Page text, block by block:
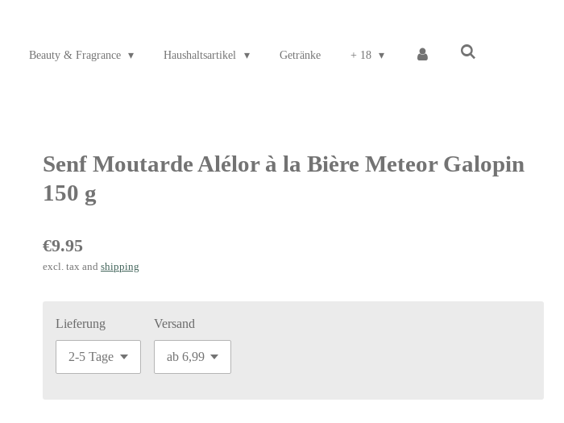
Beauty & Fragrance Haushaltsartikel Getränke + 18
Senf Moutarde Alélor à la Bière Meteor Galopin
150 g
€9.95
excl. tax and shipping
Lieferung Versand